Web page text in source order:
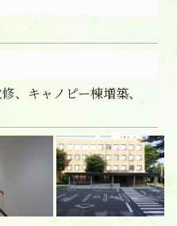
、キャノピー棟増築、